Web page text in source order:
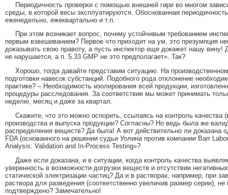
Периодичность проверки с помощью внешней гири во многом
среды, в которой весы эксплуатируются. Обоснованная
еженедельно, ежеквартально и т.п.
При этом возникает вопрос, почему устойчивым требованием
первым взвешиванием? Первое что приходит на ум, это презумпция
доказывать свою правоту, а пусть инспектор еще докажет нашу
не нарушается, а п. 5.33 GMP не это предполагает». Так?
Хорошо, тогда давайте представим ситуацию. На
подготовки навесок субстанций. Подобного рода отклонение
практике? – Необходимость изолирования всей продукции,
процедуры расследования. За соответствие мы может принимать
неделю, месяц и даже за квартал.
Скажите, что это можно оспорить, ссылаясь на контроль
производства и выпуска продукции? Согласны? Но ведь была же
распределения веществ? Да была! А вот действительно ли доказана
FDA (основанного на решении судьи Уолина против компании Barr
Analysis: Validation and In-Process Testing»?
Даже если доказана, и в ситуации, когда контроль качества
уверенность в возможности догрузки веществ и отсутствии
статической электризации частиц? Да и в растворах, например,
раствора для разведения (соответственно увеличив размер серии),
подтверждено? Замечательно!